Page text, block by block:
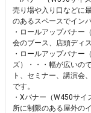
売り場や入り口などに
のあるスペースでイン
・ロールアップバナー
会のブース、店頭ディ
・ロールアップバナー
ズ）・・・幅が広いの
ト、セミナー、講演会
です。
・Xバナー（W450サ
所に制限のある屋外の